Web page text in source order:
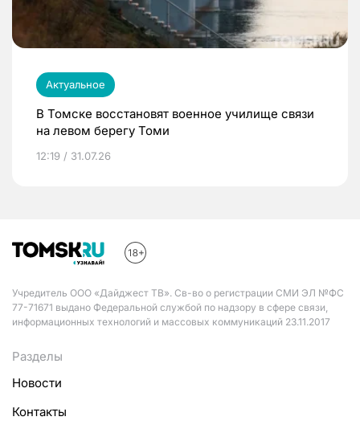
Актуальное
В Томске восстановят военное училище связи
на левом берегу Томи
12:19 / 31.07.26
Учредитель ООО «Дайджест ТВ». Св-во о регистрации СМИ ЭЛ №ФС
77-71671 выдано Федеральной службой по надзору в сфере связи,
информационных технологий и массовых коммуникаций 23.11.2017
Разделы
Новости
Контакты